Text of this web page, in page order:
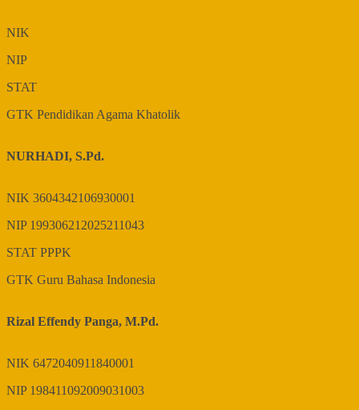
NIK
NIP
STAT
GTK Pendidikan Agama Khatolik
NURHADI, S.Pd.
NIK 3604342106930001
NIP 199306212025211043
STAT PPPK
GTK Guru Bahasa Indonesia
Rizal Effendy Panga, M.Pd.
NIK 6472040911840001
NIP 198411092009031003